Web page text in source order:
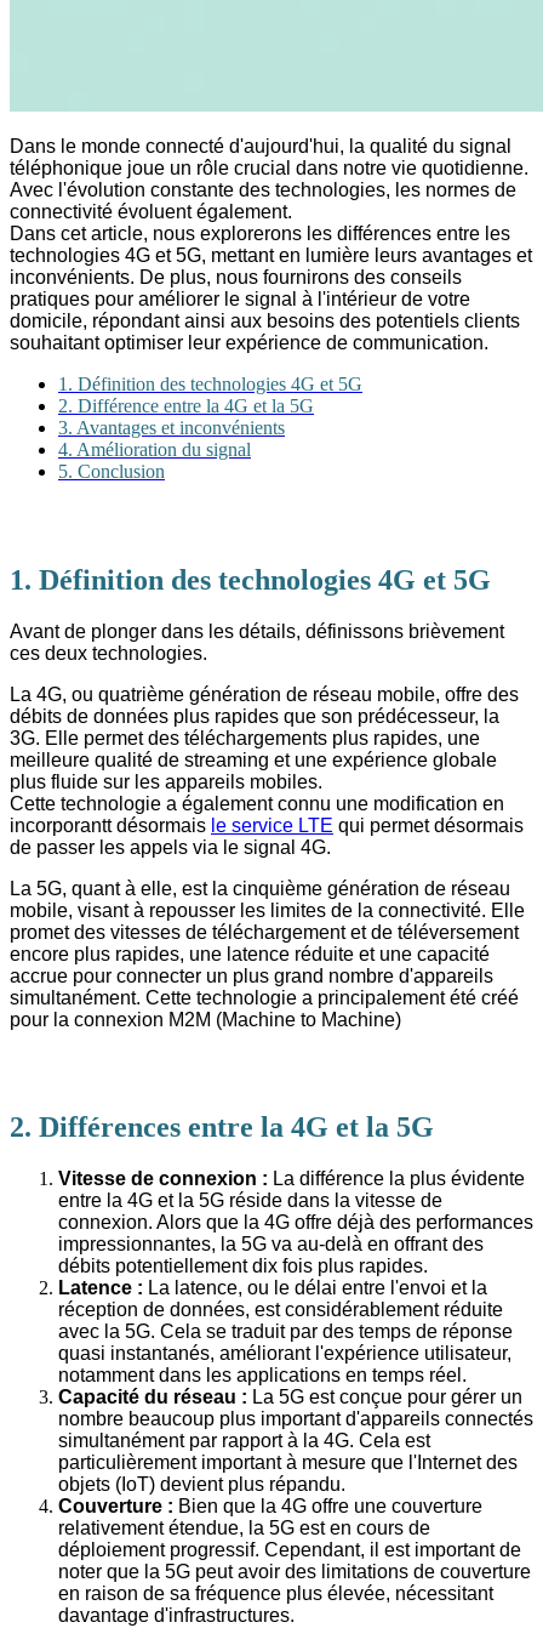
Dans le monde connecté d'aujourd'hui, la qualité du signal
téléphonique joue un rôle crucial dans notre vie quotidienne.
Avec l'évolution constante des technologies, les normes de
connectivité évoluent également.
Dans cet article, nous explorerons les différences entre les
technologies 4G et 5G, mettant en lumière leurs avantages et
inconvénients. De plus, nous fournirons des conseils
pratiques pour améliorer le signal à l'intérieur de votre
domicile, répondant ainsi aux besoins des potentiels clients
souhaitant optimiser leur expérience de communication.
1. Définition des technologies 4G et 5G
2. Différence entre la 4G et la 5G
3. Avantages et inconvénients
4. Amélioration du signal
5. Conclusion
1. Définition des technologies 4G et 5G
Avant de plonger dans les détails, définissons brièvement
ces deux technologies.
La 4G, ou quatrième génération de réseau mobile, offre des
débits de données plus rapides que son prédécesseur, la
3G. Elle permet des téléchargements plus rapides, une
meilleure qualité de streaming et une expérience globale
plus fluide sur les appareils mobiles.
Cette technologie a également connu une modification en
incorporantt désormais le service LTE qui permet désormais
de passer les appels via le signal 4G.
La 5G, quant à elle, est la cinquième génération de réseau
mobile, visant à repousser les limites de la connectivité. Elle
promet des vitesses de téléchargement et de téléversement
encore plus rapides, une latence réduite et une capacité
accrue pour connecter un plus grand nombre d'appareils
simultanément. Cette technologie a principalement été créé
pour la connexion M2M (Machine to Machine)
2. Différences entre la 4G et la 5G
Vitesse de connexion : La différence la plus évidente
entre la 4G et la 5G réside dans la vitesse de
connexion. Alors que la 4G offre déjà des performances
impressionnantes, la 5G va au-delà en offrant des
débits potentiellement dix fois plus rapides.
Latence : La latence, ou le délai entre l'envoi et la
réception de données, est considérablement réduite
avec la 5G. Cela se traduit par des temps de réponse
quasi instantanés, améliorant l'expérience utilisateur,
notamment dans les applications en temps réel.
Capacité du réseau : La 5G est conçue pour gérer un
nombre beaucoup plus important d'appareils connectés
simultanément par rapport à la 4G. Cela est
particulièrement important à mesure que l'Internet des
objets (IoT) devient plus répandu.
Couverture : Bien que la 4G offre une couverture
relativement étendue, la 5G est en cours de
déploiement progressif. Cependant, il est important de
noter que la 5G peut avoir des limitations de couverture
en raison de sa fréquence plus élevée, nécessitant
davantage d'infrastructures.